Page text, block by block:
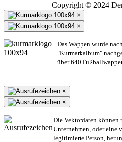
Copyright © 2024
×
×
Das Wappen wurde
"Kurmarkalbum"
über 640
×
×
Die Vektordaten können
Unternehmen, oder eine
legitimierte Person,